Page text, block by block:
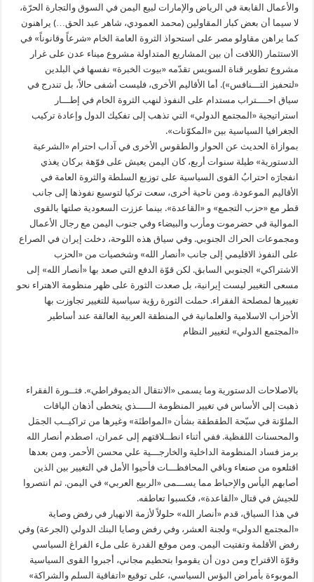
والأعمال القابعة في الرياض والإمارات لبيع اليمن في السوق والتجارة الحرّة،
لا سيما أن بعض كبار المقاولين (محمد العمودي، شاهر عبد الحق…) يراهنون
كما يراهن مقاولو مصر على استحواذ الثروة العامة الخام «شرعاً وقانوناً» في
الاستثمار (اللافت أن بين المشاريع المتداولة مشروع ميناء عدن على غرار
مشروع تطوير قناة السويس تقدّمه «بيوت الخبرة» نفسها في البلدين
«لتحفيز التـــنافس»). أما الأقاليم الأخرى، فليست أشفى حالاً، بل تندرج في
سياق احــــتراب مستدام على النفوذ لنهب الثروة الخام في إطـــار
استراتيجية «المجتمع الدولي» التي تذهب إلى تفكيك الدول وإعادة تركيب
الجغرافيا السياسية بين «المكوّنات».
بموازاة الحديث عن الحوار والطقوس الأخرى في آداب احترام «الشرعية
الدستورية» طيلة سنوات أربع، كان اليمن يعيش على فوّهة بركان يغذي
انفجارَه احترابُ القوى السياسية على توزيع السلطة والثروة العامة في
الأقاليم الموعودة. ومن ناحية أخرى، سعت تركيا لتوسيع نفوذها إلى جانب
قطر مع «حزب التجمع» و «القاعدة». بينما عززت السعودية صلتها بالقوى
الموالية في حضرموت ومأرب والبيضاء وفي جنوب اليمن مع رجال الأعمال
ومجموعات الحراك الجنوبي. وفي سياق هذه اللوحة، دخلت إيران في الصراع
على النفوذ الاقليمي إلى جانب «أنصار الله» وشخصيات من «الحزب
الاشتراكي» الجنوبي السابق. لكن قوّة الدفع التي صعد بها «أنصار الله» إلى
مسعى التغيير ليست إيرانية، بل صعدت الثورة على ظهر منظومة الاهتراء نحو
تغييرها لمصلحة الفقراء. حملت الثورة رؤية سياسية للتغيير تجاوزت بها
الأحزاب الاسلامية والعلمانية في المنطقة العربية العالقة عند أساطير
«المجتمع الدولي» لتغيير النظام
بالاصلاحات الدستورية وما يسمى «الانتقال الديموقراطي». فثــورة الفقراء
ذهبت إلى الأساس في تغيير المنظومة الـــــذي يتخطى أذهان الياقات
الملوّنة في سبّحة الطقطقة بشأن «المواطنَة» وغيرها من تراكيــب الجمَل
والمحسنات اللفظية. ففي أثناء انطــلاقتهم إلى عمران، اصطدم أنصار الله
برمز فساد المنظومة الداخلية والخارجـــية علي محسن الأحمر. ومن بعدها
اقتلعوه من صنعاء وباقي المحافظـــات فأحيوا الأمل في التغيير بين الذين
أصابهم اليأس والإحباط مما يســـمى «الربيع العربي» في اليمن. ثم انتصروا
للجيش في قتال «القاعدة»، فكسبوا تعاطفه.
في هذا السياق، قدم «أنصار الله» حلولاً لأزمة الانهيار في رفض وصاية
«المجتمع الدولي» ولجنة العشر، وفي رفض وصايا البنك الدولي (الجرعة) وفي
رفض الأقلمة وتفتيت اليمن. ومن موقع القدرة على ملء الفراغ السياسي
وقوّة الاقتراح ومن دون أن يقوموا بتحطيم مجاني، أجبروا القوى السياسية
الموبوءة بأمراض البؤس السياسي، على توقيع «اتفاقية السلم والشراكة»